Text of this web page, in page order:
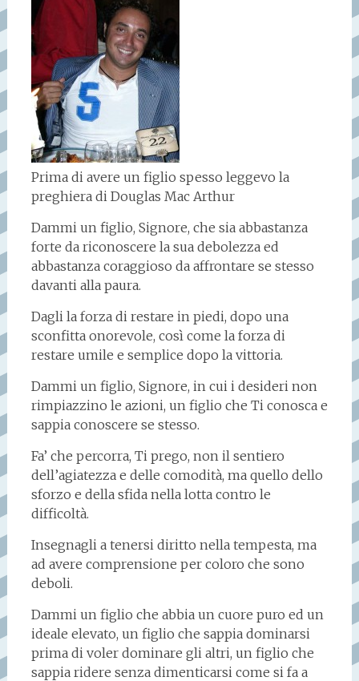
Prima di avere un figlio spesso leggevo la
preghiera di Douglas Mac Arthur
Dammi un figlio, Signore, che sia abbastanza
forte da riconoscere la sua debolezza ed
abbastanza coraggioso da affrontare se stesso
davanti alla paura.
Dagli la forza di restare in piedi, dopo una
sconfitta onorevole, così come la forza di
restare umile e semplice dopo la vittoria.
Dammi un figlio, Signore, in cui i desideri non
rimpiazzino le azioni, un figlio che Ti conosca e
sappia conoscere se stesso.
Fa’ che percorra, Ti prego, non il sentiero
dell’agiatezza e delle comodità, ma quello dello
sforzo e della sfida nella lotta contro le
difficoltà.
Insegnagli a tenersi diritto nella tempesta, ma
ad avere comprensione per coloro che sono
deboli.
Dammi un figlio che abbia un cuore puro ed un
ideale elevato, un figlio che sappia dominarsi
prima di voler dominare gli altri, un figlio che
sappia ridere senza dimenticarsi come si fa a